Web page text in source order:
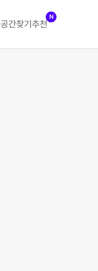
공간찾기 추천
N